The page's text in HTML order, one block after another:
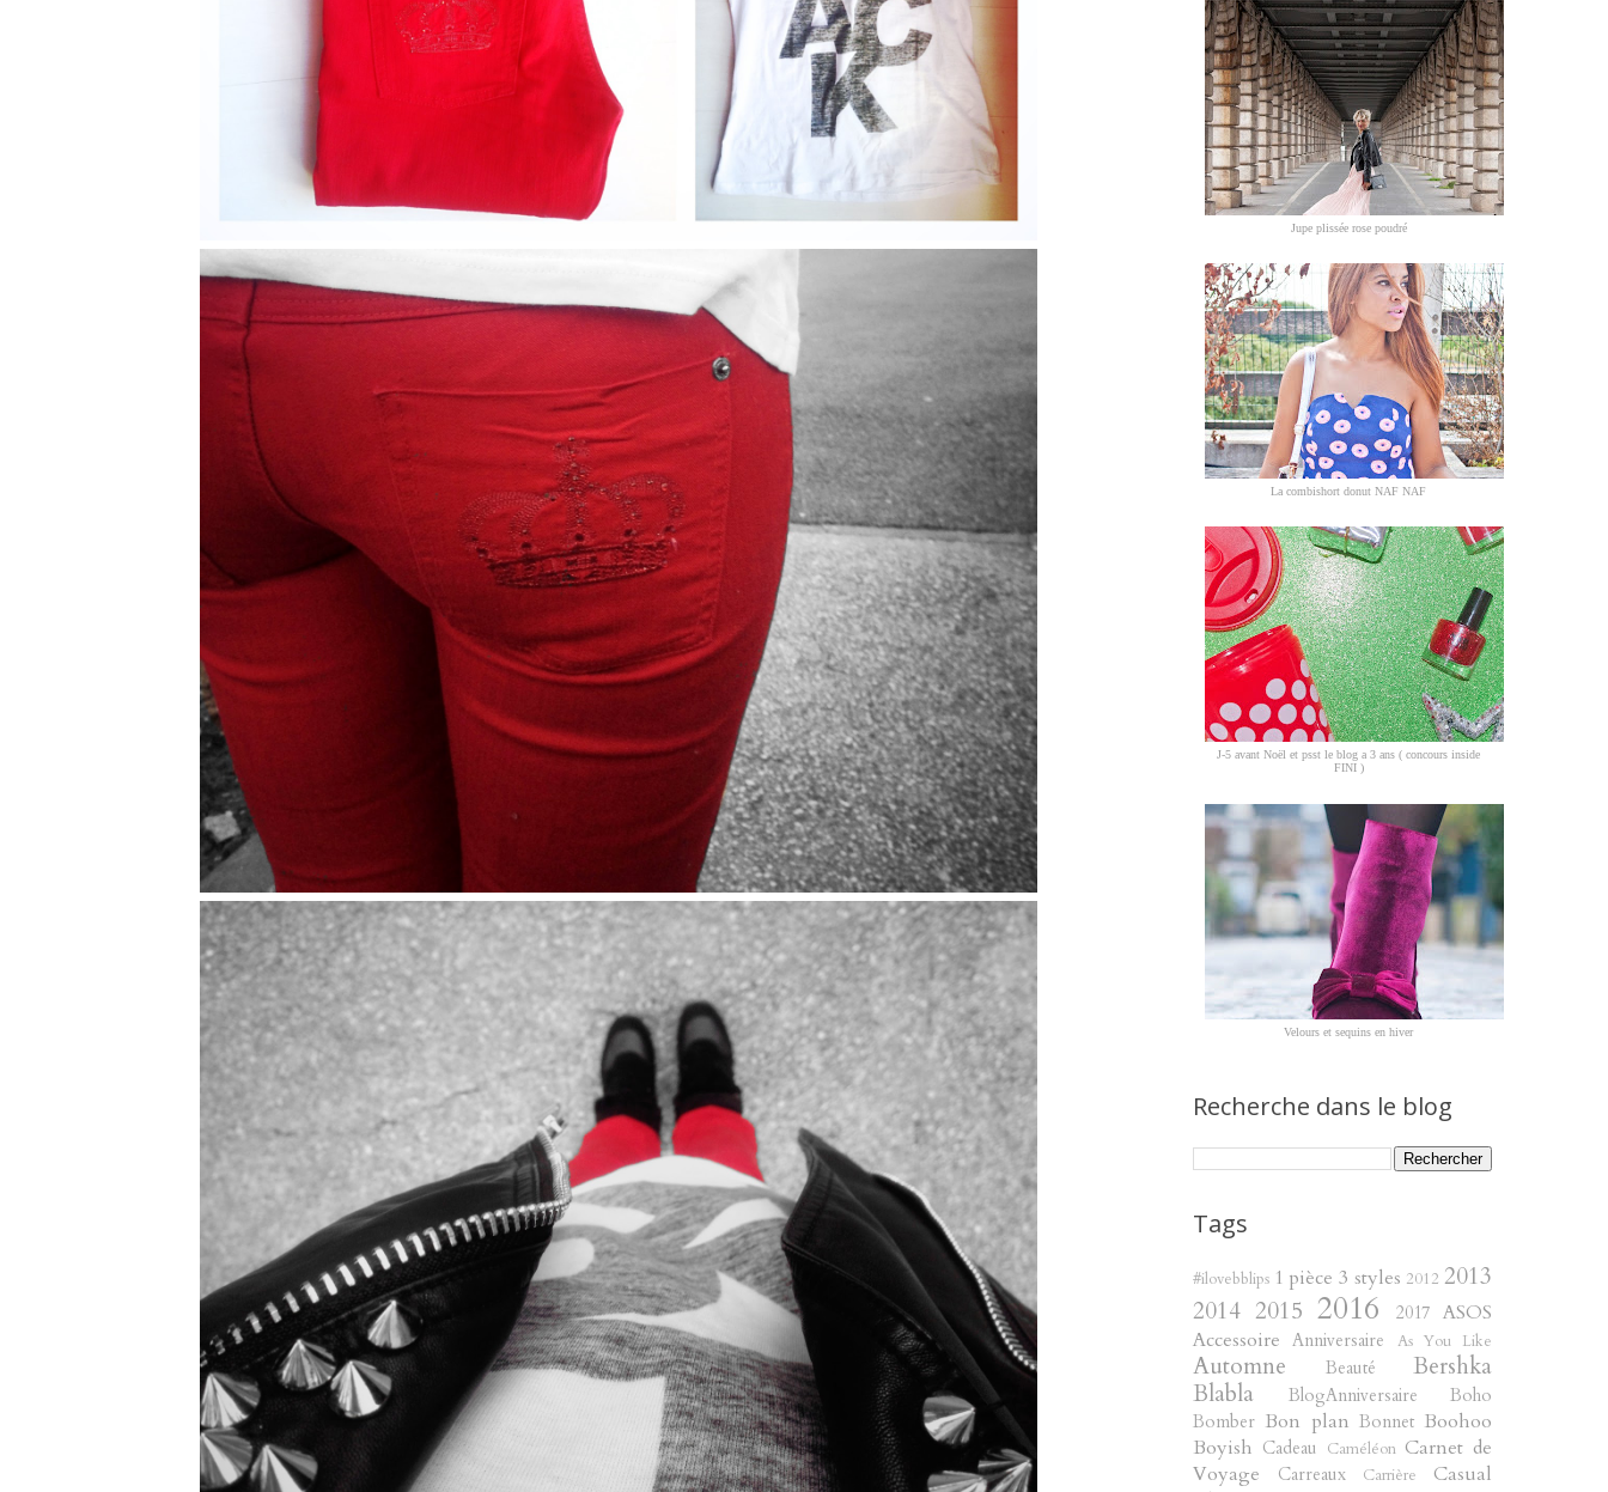
Jupe plissée rose poudré
La combishort donut NAF NAF
J-5 avant Noël et psst le blog a 3 ans ( concours inside
FINI )
Velours et sequins en hiver
Recherche dans le blog
Tags
#ilovebblips 1 pièce 3 styles 2012 2013
2014 2015 2016 2017 ASOS
Accessoire Anniversaire As You Like
Automne Beauté
Bershka
Blabla
BlogAnniversaire
Boho
Bomber Bon plan Bonnet Boohoo
Boyish Cadeau Caméléon Carnet de
Voyage
Carreaux Carrière
Casual